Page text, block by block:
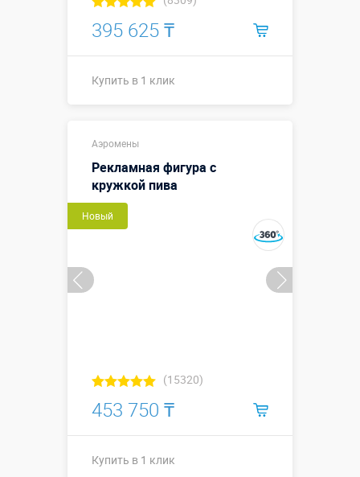
395 625 ₸
Купить в 1 клик
Аэромены
Рекламная фигура с
кружкой пива
Новый
(15320)
453 750 ₸
Купить в 1 клик